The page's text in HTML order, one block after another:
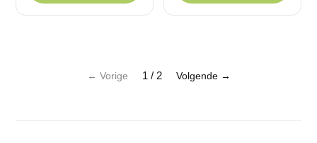
← Vorige 1 / 2 Volgende →